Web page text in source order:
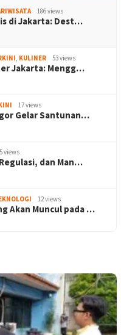
186 views
di Jakarta: Dest…
KULINER 53 views
Jakarta: Mengg…
17 views
Gelar Santunan…
views
dan Man…
12 views
Akan Muncul pada …